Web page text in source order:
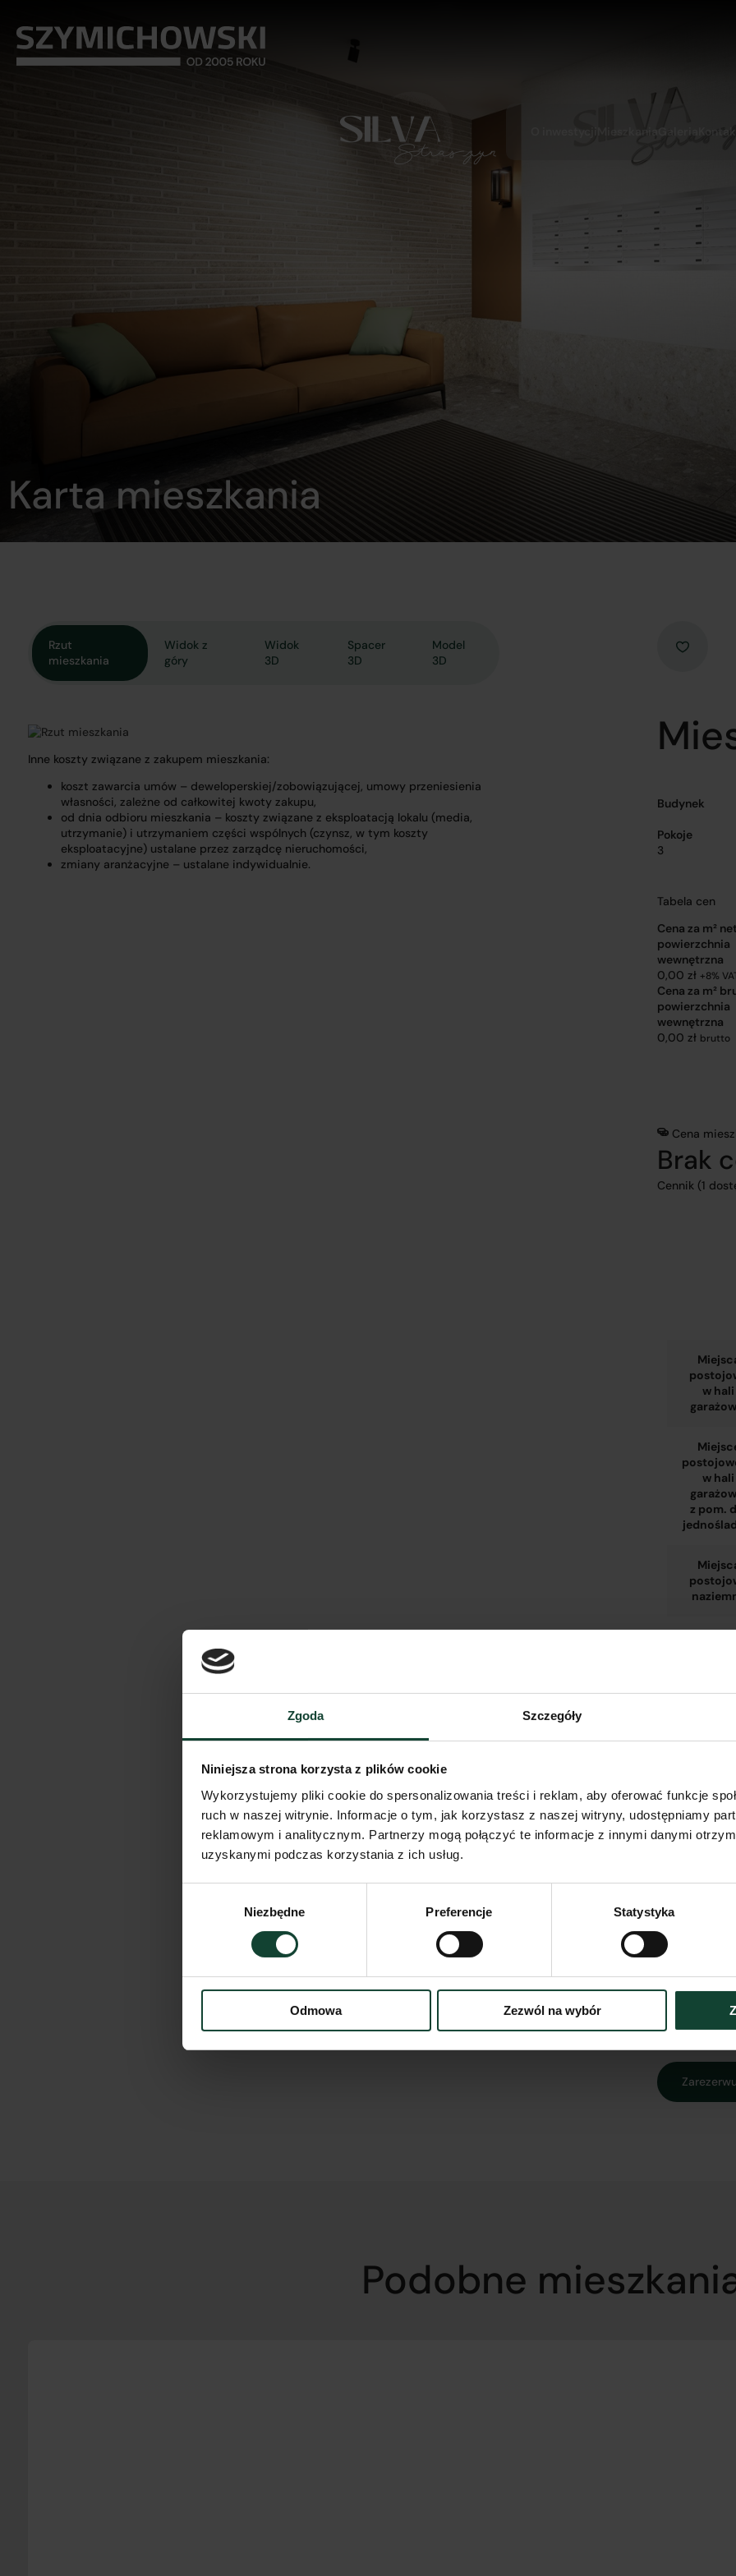
Zgoda Szczegóły
Niniejsza strona korzysta z plików cookie
Wykorzystujemy pliki cookie do spersonalizowania treści i reklam, aby oferować funkcje
ruch w naszej witrynie. Informacje o tym, jak korzystasz z naszej witryny, udostępniamy
reklamowym i analitycznym. Partnerzy mogą połączyć te informacje z innymi danymi
uzyskanymi podczas korzystania z ich usług.
Niezbędne Preferencje Statystyka
Odmowa Zezwól na wybór
Mieszkania Galeria
Karta mieszkania
Rzut
mieszkania
Widok z
góry
Widok
3D
Spacer
3D
Model
3D
Inne koszty związane z zakupem mieszkania:
koszt zawarcia umów – deweloperskiej/zobowiązującej, umowy przeniesienia
własności, zależne od całkowitej kwoty zakupu,
od dnia odbioru mieszkania – koszty związane z eksploatacją lokalu (media,
utrzymanie) i utrzymaniem części wspólnych (czynsz, w tym koszty
eksploatacyjne) ustalane przez zarządcę nieruchomości,
zmiany aranżacyjne – ustalane indywidualnie.
Budynek
Pokoje
3
Tabela cen
Cena za m²
powierzchnia
wewnętrzna
0,00 zł +8%
Cena za m²
powierzchnia
wewnętrzna
0,00 zł brutto
Cena
Brak
Cennik (1
w hali
w hali
z pom.
na
Udział
Podobne